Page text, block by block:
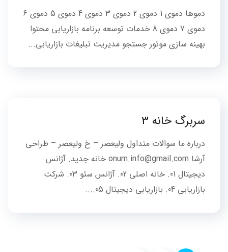
دموها دموی 1 دموی 2 دموی 3 دموی 4 دموی 5 دموی 6
دموی 7 دموی 8 خدمات توسعه برنامه بازاریابی محتوا
بهینه سازی موتور جستجو مدیریت تبلیغات بازاریابی...
سربرگ خانه 3
درباره ما سوالات متداول ولیعصر – خ ولیعصر – طراحی
آرشا onum.info@gmail.com خانه جدید. آژانس
دیجیتال 01. خانه اصلی 02. آژانس سئو 03. شرکت
بازاریابی 04. بازاریابی دیجیتال 05....